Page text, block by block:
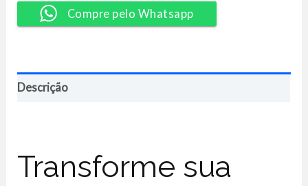
quantidade
Compre pelo Whatsapp
Descrição
Transforme sua